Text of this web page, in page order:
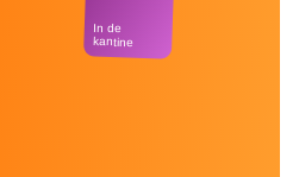
In de
kantine